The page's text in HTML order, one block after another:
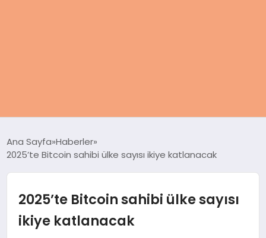
SAĞLIK
MAGAZIN
Ana Sayfa Haberler
2025’te Bitcoin sahibi ülke sayısı ikiye katlanacak
2025’te Bitcoin sahibi ülke sayısı
ikiye katlanacak